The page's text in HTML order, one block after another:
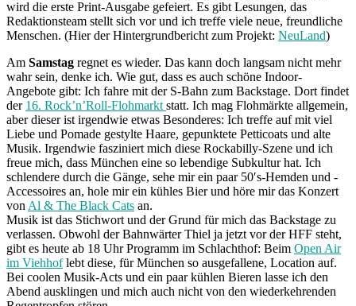
wird die erste Print-Ausgabe gefeiert. Es gibt Lesungen, das
Redaktionsteam stellt sich vor und ich treffe viele neue, freundliche
Menschen. (Hier der Hintergrundbericht zum Projekt: NeuLand)
Am Samstag regnet es wieder. Das kann doch langsam nicht mehr
wahr sein, denke ich. Wie gut, dass es auch schöne Indoor-
Angebote gibt: Ich fahre mit der S-Bahn zum Backstage. Dort findet
der 16. Rock’n’Roll-Flohmarkt statt. Ich mag Flohmärkte allgemein,
aber dieser ist irgendwie etwas Besonderes: Ich treffe auf mit viel
Liebe und Pomade gestylte Haare, gepunktete Petticoats und alte
Musik. Irgendwie fasziniert mich diese Rockabilly-Szene und ich
freue mich, dass München eine so lebendige Subkultur hat. Ich
schlendere durch die Gänge, sehe mir ein paar 50′s-Hemden und -
Accessoires an, hole mir ein kühles Bier und höre mir das Konzert
von Al & The Black Cats an.
Musik ist das Stichwort und der Grund für mich das Backstage zu
verlassen. Obwohl der Bahnwärter Thiel ja jetzt vor der HFF steht,
gibt es heute ab 18 Uhr Programm im Schlachthof: Beim Open Air
im Viehhoflebt diese, für München so ausgefallene, Location auf.
Bei coolen Musik-Acts und ein paar kühlen Bieren lasse ich den
Abend ausklingen und mich auch nicht von den wiederkehrenden